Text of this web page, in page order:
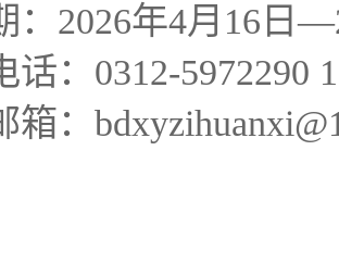
：2026年4月16日
话：0312-5972290
箱：